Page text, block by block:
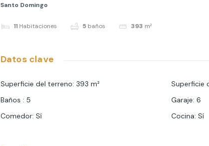
Santo Domingo
11 Habitaciones 5 baños 393 m²
Datos clave
Superficie del terreno: 393 m² Superficie
Baños : 5 Garaje: 6
Comedor: Sí Cocina: Sí